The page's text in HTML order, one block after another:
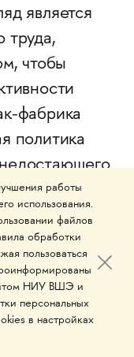
является
труда,
чтобы
фабрика
политика
Но,
они
стремление
собранным
работы
использования.
файлов
обработки
пользоваться
НИУ ВШЭ и
персональных
в настройках